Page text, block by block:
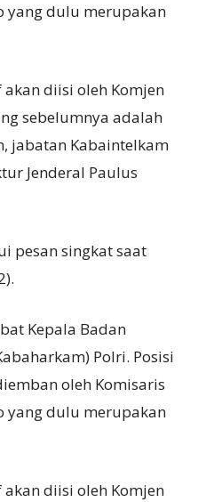
yang dulu merupakan
diisi oleh Komjen
sebelumnya adalah
jabatan Kabaintelkam
Jenderal Paulus
pesan singkat saat
Kepala Badan
Polri. Posisi
oleh Komisaris
yang dulu merupakan
diisi oleh Komjen